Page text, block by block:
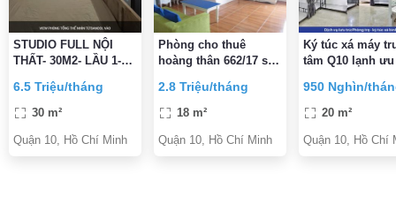
STUDIO FULL NỘI
THẤT- 30M2- LẦU 1-
NGUYỄN TRI
PHƯƠNG vs BÀ HẠT-
6.5 Triệu/tháng
30 m²
Quận 10, Hồ Chí Minh
Phòng cho thuê
hoàng thân 662/17 sư
2.8 Triệu/tháng
18 m²
Quận 10, Hồ Chí Minh
Ký túc xá máy
tâm Q10 lạnh
ngay 300K
950 Nghìn/
20 m²
Quận 10, Hồ Chí